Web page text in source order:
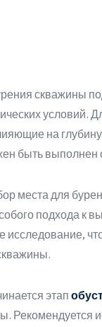
скважины
условий.
на
быть выполнен
места для
подхода к
исследование,
этап
Рекомендуется